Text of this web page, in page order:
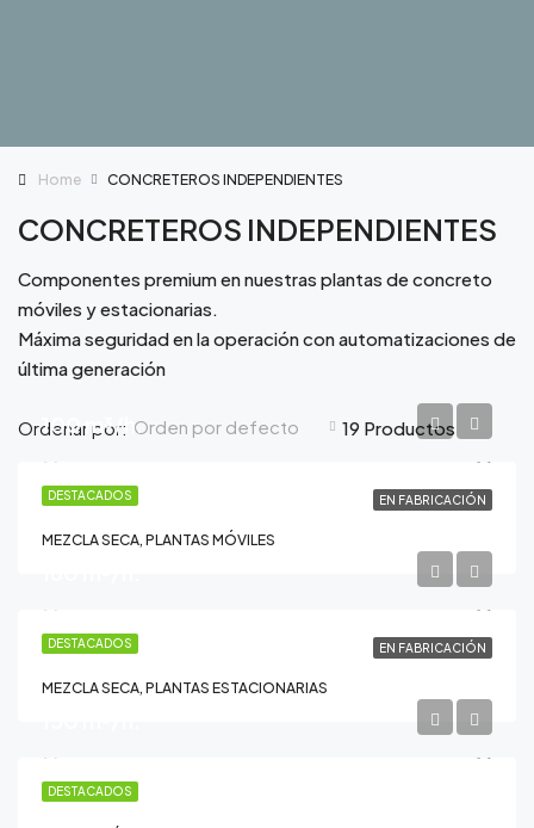
Home CONCRETEROS INDEPENDIENTES
CONCRETEROS INDEPENDIENTES
Componentes premium en nuestras plantas de concreto
móviles y estacionarias.
Máxima seguridad en la operación con automatizaciones de
última generación
19 Productos
Ordenar por: Orden por defecto
DESTACADOS EN FABRICACIÓN
100 m³/h.
90T-LP
MEZCLA SECA, PLANTAS MÓVILES
DESTACADOS EN FABRICACIÓN
120T
MEZCLA SECA, PLANTAS ESTACIONARIAS
DESTACADOS
C150M